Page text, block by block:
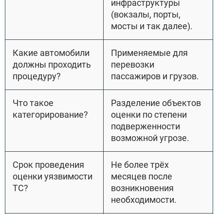
инфраструктуры
(вокзалы, порты,
мосты и так далее).
Какие автомобили
должны проходить
процедуру?
Применяемые для
перевозки
пассажиров и грузов.
Что такое
категорирование?
Разделение объектов
оценки по степени
подверженности
возможной угрозе.
Срок проведения
оценки уязвимости
ТС?
Не более трёх
месяцев после
возникновения
необходимости.